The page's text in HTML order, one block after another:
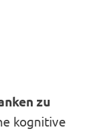
zu
kognitive